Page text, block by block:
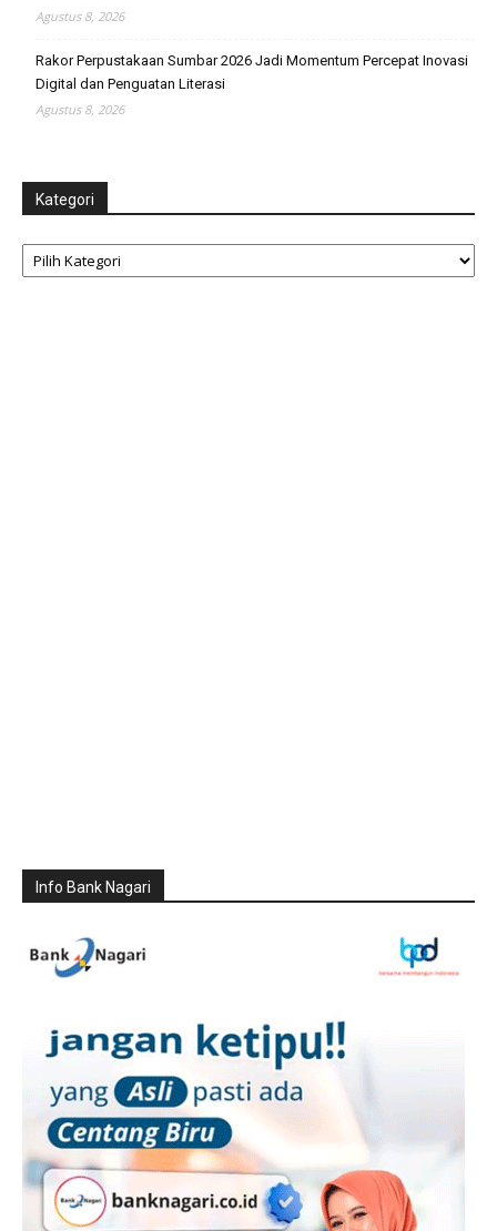
Agustus 8, 2026
Rakor Perpustakaan Sumbar 2026 Jadi Momentum Percepat Inovasi
Digital dan Penguatan Literasi
Agustus 8, 2026
Kategori
Kategori
Info Bank Nagari